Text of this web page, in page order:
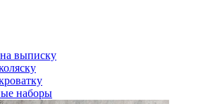
выписку
наборы